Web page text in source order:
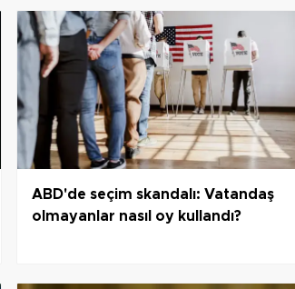
ABD'de seçim skandalı: Vatandaş
olmayanlar nasıl oy kullandı?